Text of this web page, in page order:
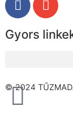
Gyors
© 2024